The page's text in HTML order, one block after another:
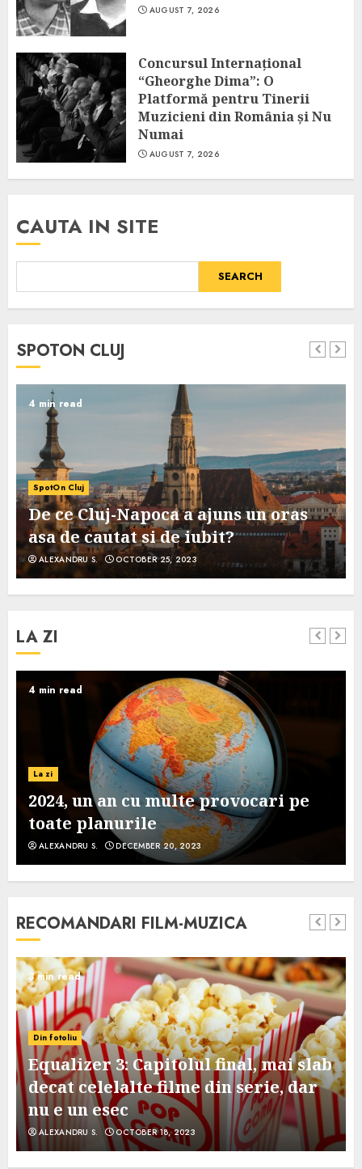
AUGUST 7, 2026
Concursul Internațional
“Gheorghe Dima”: O
Platformă pentru Tinerii
Muzicieni din România și Nu
Numai
AUGUST 7, 2026
CAUTA IN SITE
SEARCH
SPOTON CLUJ
4 min read
SpotOn Cluj
De ce Cluj-Napoca a ajuns un oras
asa de cautat si de iubit?
ALEXANDRU S. OCTOBER 25, 2023
LA ZI
4 min read
La zi
2024, un an cu multe provocari pe
toate planurile
ALEXANDRU S. DECEMBER 20, 2023
RECOMANDARI FILM-MUZICA
3 min read
Din fotoliu
Equalizer 3: Capitolul final, mai slab
decat celelalte filme din serie, dar
nu e un esec
ALEXANDRU S. OCTOBER 18, 2023